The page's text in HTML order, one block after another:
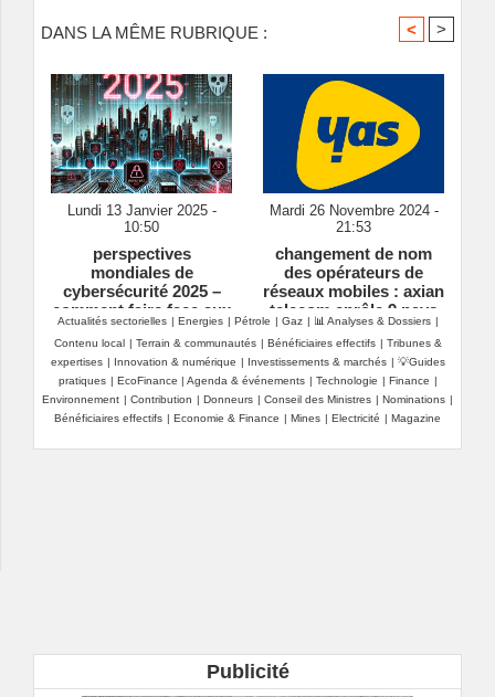
DANS LA MÊME RUBRIQUE : < >
Lundi 13 Janvier 2025 -
10:50
perspectives
mondiales de
cybersécurité 2025 –
comment faire face aux
complexités
croissantes de la
cybersécurité
Mardi 26 Novembre 2024 -
21:53
changement de nom
des opérateurs de
réseaux mobiles : axian
telecom enrôle 9 pays
dont le sénégal sous
une même marque
Actualités sectorielles | Energies | Pétrole | Gaz | 📊 Analyses & Dossiers |
Contenu local | Terrain & communautés | Bénéficiaires effectifs | Tribunes &
expertises | Innovation & numérique | Investissements & marchés | 💡Guides
pratiques | EcoFinance | Agenda & événements | Technologie | Finance |
Environnement | Contribution | Donneurs | Conseil des Ministres | Nominations |
Bénéficiaires effectifs | Economie & Finance | Mines | Electricité | Magazine
Publicité